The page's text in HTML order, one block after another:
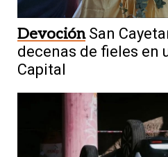
Devoción San
decenas de fieles en
Capital